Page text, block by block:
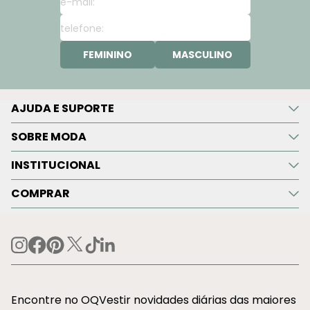
FEMININO MASCULINO
AJUDA E SUPORTE
SOBRE MODA
INSTITUCIONAL
COMPRAR
Encontre no OQVestir novidades diárias das maiores